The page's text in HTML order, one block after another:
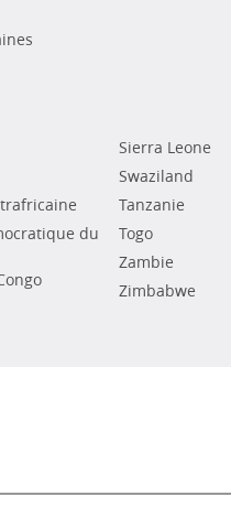
du
Sierra Leone
Swaziland
Tanzanie
Togo
Zambie
Zimbabwe